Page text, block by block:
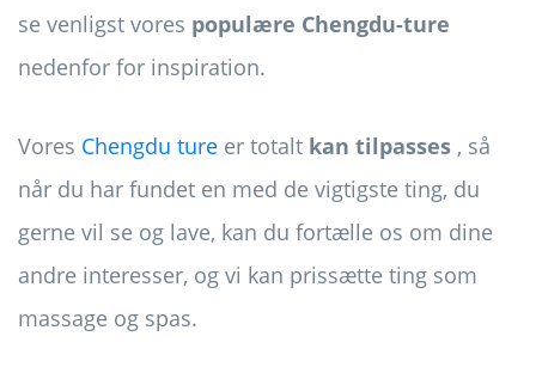
se venligst vores populære Chengdu-ture
nedenfor for inspiration.
Vores Chengdu ture er totalt kan tilpasses , så
når du har fundet en med de vigtigste ting, du
gerne vil se og lave, kan du fortælle os om dine
andre interesser, og vi kan prissætte ting som
massage og spas.